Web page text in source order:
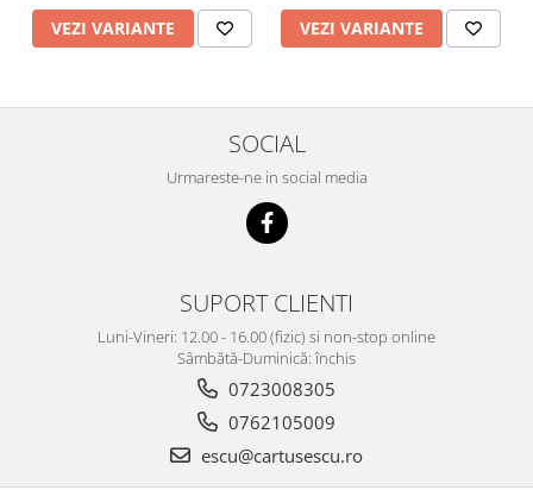
VEZI VARIANTE VEZI VARIANTE
SOCIAL
Urmareste-ne in social media
SUPORT CLIENTI
Luni-Vineri: 12.00 - 16.00 (fizic) si non-stop online
Sâmbătă-Duminică: închis
0723008305
0762105009
escu@cartusescu.ro